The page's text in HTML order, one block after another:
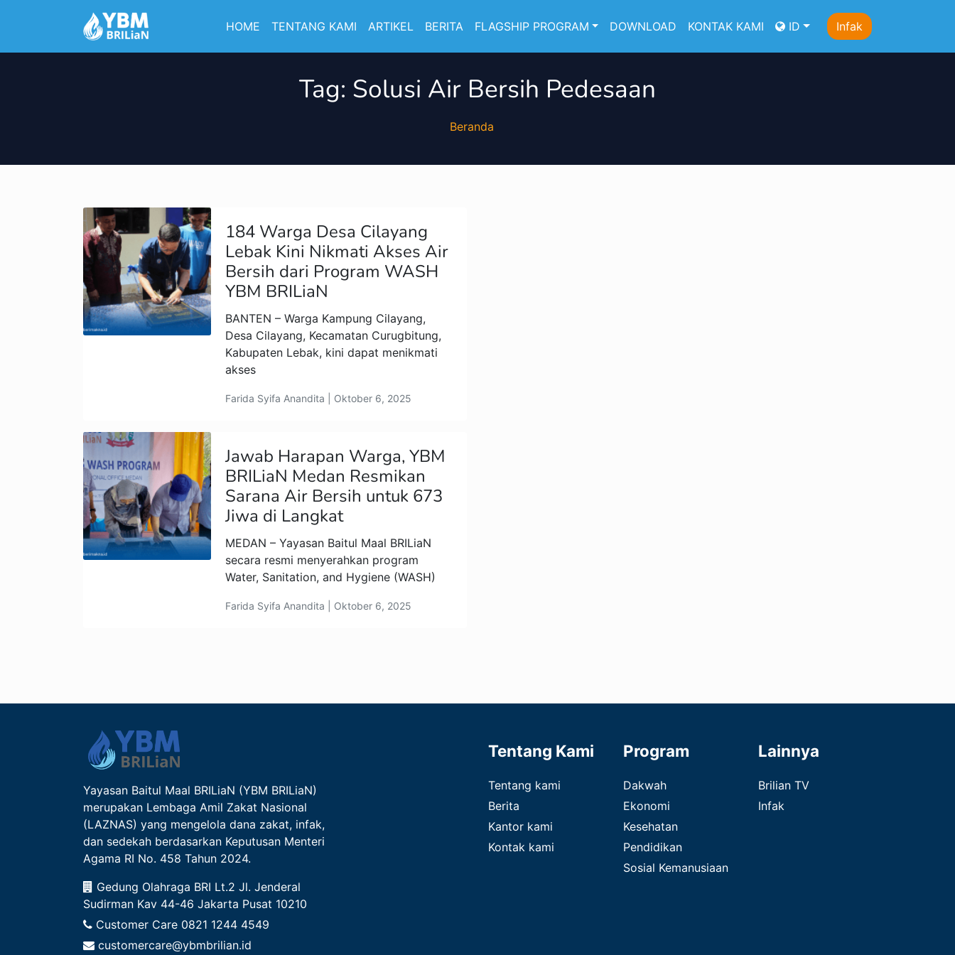
HOME TENTANG KAMI ARTIKEL BERITA FLAGSHIP PROGRAM DOWNLOAD KONTAK KAMI ID Infak
Tag: Solusi Air Bersih Pedesaan
Beranda
184 Warga Desa Cilayang
Lebak Kini Nikmati Akses Air
Bersih dari Program WASH
YBM BRILiaN
BANTEN – Warga Kampung Cilayang,
Desa Cilayang, Kecamatan Curugbitung,
Kabupaten Lebak, kini dapat menikmati
akses
Farida Syifa Anandita | Oktober 6, 2025
Jawab Harapan Warga, YBM
BRILiaN Medan Resmikan
Sarana Air Bersih untuk 673
Jiwa di Langkat
MEDAN – Yayasan Baitul Maal BRILiaN
secara resmi menyerahkan program
Water, Sanitation, and Hygiene (WASH)
Farida Syifa Anandita | Oktober 6, 2025
Yayasan Baitul Maal BRILiaN (YBM BRILiaN)
merupakan Lembaga Amil Zakat Nasional
(LAZNAS) yang mengelola dana zakat, infak,
dan sedekah berdasarkan Keputusan Menteri
Agama RI No. 458 Tahun 2024.
Gedung Olahraga BRI Lt.2 Jl. Jenderal
Sudirman Kav 44-46 Jakarta Pusat 10210
Customer Care 0821 1244 4549
customercare@ybmbrilian.id
Tentang Kami
Tentang kami
Berita
Kantor kami
Kontak kami
Program
Dakwah
Ekonomi
Kesehatan
Pendidikan
Sosial Kemanusiaan
Lainnya
Brilian TV
Infak